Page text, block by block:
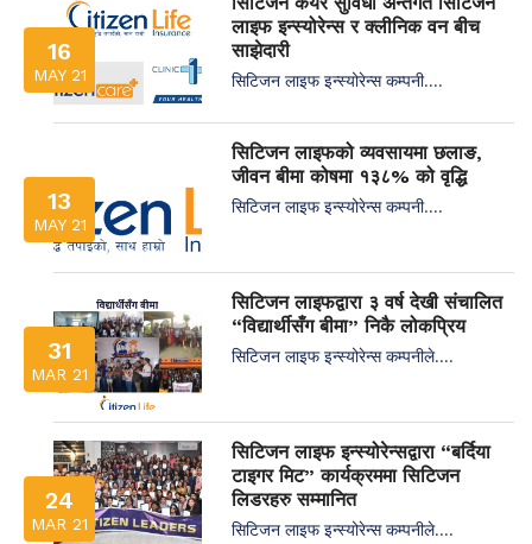
16
MAY 21
लाइफ इन्स्योरेन्स र क्लीनिक वन बीच
साझेदारी
सिटिजन लाइफ इन्स्योरेन्स कम्पनी....
13
MAY 21
सिटिजन लाइफको व्यवसायमा छलाङ,
जीवन बीमा कोषमा १३८% को वृद्धि
सिटिजन लाइफ इन्स्योरेन्स कम्पनी....
31
MAR 21
सिटिजन लाइफद्वारा ३ वर्ष देखी संचालित
“विद्यार्थीसँग बीमा” निकै लोकप्रिय
सिटिजन लाइफ इन्स्योरेन्स कम्पनीले....
24
MAR 21
सिटिजन लाइफ इन्स्योरेन्सद्वारा “बर्दिया
टाइगर मिट” कार्यक्रममा सिटिजन
लिडरहरु सम्मानित
सिटिजन लाइफ इन्स्योरेन्स कम्पनीले....